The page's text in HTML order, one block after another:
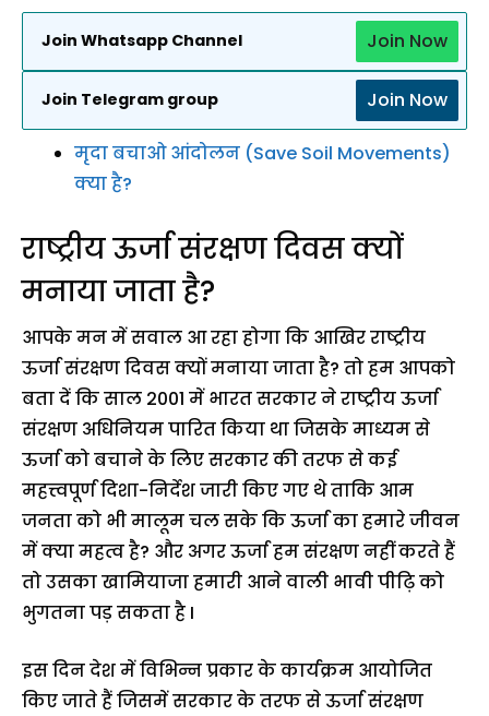
Join Whatsapp Channel Join Now
Join Telegram group Join Now
मृदा बचाओ आंदोलन (Save Soil Movements)
क्या है?
राष्ट्रीय ऊर्जा संरक्षण दिवस क्यों
मनाया जाता है?
आपके मन में सवाल आ रहा होगा कि आखिर राष्ट्रीय
ऊर्जा संरक्षण दिवस क्यों मनाया जाता है? तो हम आपको
बता दें कि साल 2001 में भारत सरकार ने राष्ट्रीय ऊर्जा
संरक्षण अधिनियम पारित किया था जिसके माध्यम से
ऊर्जा को बचाने के लिए सरकार की तरफ से कई
महत्त्वपूर्ण दिशा-निर्देश जारी किए गए थे ताकि आम
जनता को भी मालूम चल सके कि ऊर्जा का हमारे जीवन
में क्या महत्व है? और अगर ऊर्जा हम संरक्षण नहीं करते हैं
तो उसका खामियाजा हमारी आने वाली भावी पीढ़ि को
भुगतना पड़ सकता है I
इस दिन देश में विभिन्न प्रकार के कार्यक्रम आयोजित
किए जाते हैं जिसमें सरकार के तरफ से ऊर्जा संरक्षण